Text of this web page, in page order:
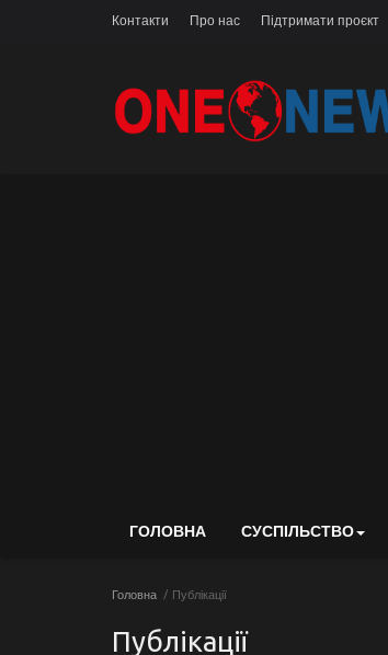
Контакти Про нас Підтримати проєкт
ГОЛОВНА СУСПІЛЬСТВО
Головна Публікації
Публікації